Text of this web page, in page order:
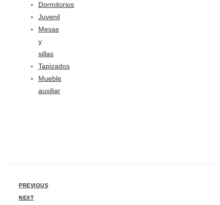
Dormitorios
Juvenil
Mesas
y
sillas
Tapizados
Mueble
auxiliar
PREVIOUS
NEXT